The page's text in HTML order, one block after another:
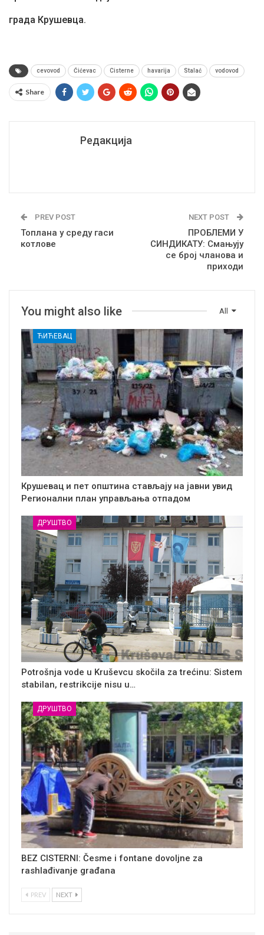
града Крушевца.
cevovod Ćićevac Cisterne havarija Stalać vodovod
Share
Редакција
PREV POST
Топлана у среду гаси
котлове
NEXT POST
ПРОБЛЕМИ У
СИНДИКАТУ: Смањују
се број чланова и
приходи
All
You might also like
ЋИЋЕВАЦ
Крушевац и пет општина стављају на јавни увид
Регионални план управљања отпадом
ДРУШТВО
Potrošnja vode u Kruševcu skočila za trećinu: Sistem
stabilan, restrikcije nisu u…
ДРУШТВО
BEZ CISTERNI: Česme i fontane dovoljne za
rashlađivanje građana
PREV NEXT